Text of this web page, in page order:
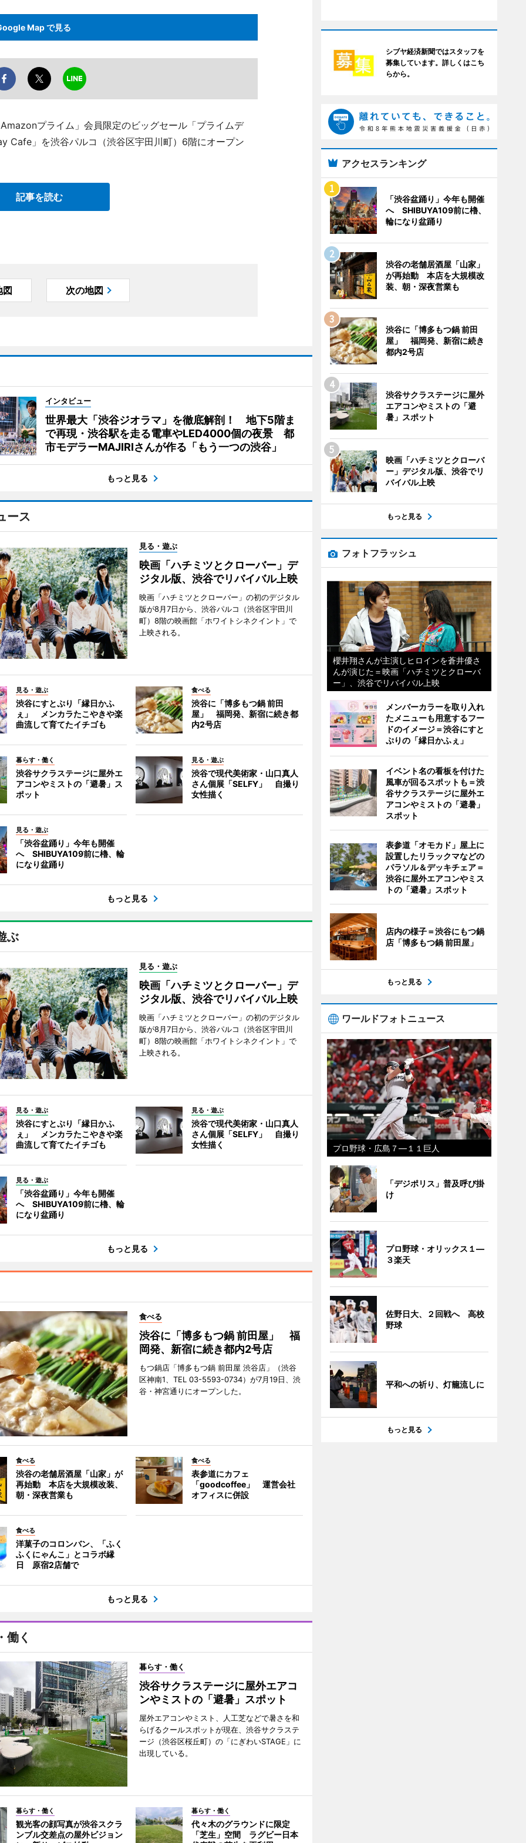
Map で見る
プライム」会員限定のビッグセール「プライムデ
Cafe」を渋谷パルコ（渋谷区宇田川町）6階にオープン
記事を読む
図 次の地図
インタビュー
世界最大「渋谷ジオラマ」を徹底解剖！ 地下5階ま
で再現・渋谷駅を走る電車やLED4000個の夜景 都
市モデラーMAJIRIさんが作る「もう一つの渋谷」
もっと見る
ース
見る・遊ぶ
映画「ハチミツとクローバー」デ
ジタル版、渋谷でリバイバル上映
映画「ハチミツとクローバー」の初のデジタル
版が8月7日から、渋谷パルコ（渋谷区宇田川
町）8階の映画館「ホワイトシネクイント」で
上映される。
見る・遊ぶ
渋谷にすとぷり「縁日かふ
ぇ」 メンカラたこやきや楽
曲流して育てたイチゴも
食べる
渋谷に「博多もつ鍋 前田
屋」 福岡発、新宿に続き都
内2号店
暮らす・働く
渋谷サクラステージに屋外エ
アコンやミストの「避暑」ス
ポット
見る・遊ぶ
渋谷で現代美術家・山口真人
さん個展「SELFY」 自撮り
女性描く
見る・遊ぶ
「渋谷盆踊り」今年も開催
へ SHIBUYA109前に櫓、輪
になり盆踊り
もっと見る
ぶ
見る・遊ぶ
映画「ハチミツとクローバー」デ
ジタル版、渋谷でリバイバル上映
映画「ハチミツとクローバー」の初のデジタル
版が8月7日から、渋谷パルコ（渋谷区宇田川
町）8階の映画館「ホワイトシネクイント」で
上映される。
見る・遊ぶ
渋谷にすとぷり「縁日かふ
ぇ」 メンカラたこやきや楽
曲流して育てたイチゴも
見る・遊ぶ
渋谷で現代美術家・山口真人
さん個展「SELFY」 自撮り
女性描く
見る・遊ぶ
「渋谷盆踊り」今年も開催
へ SHIBUYA109前に櫓、輪
になり盆踊り
もっと見る
食べる
渋谷に「博多もつ鍋 前田屋」 福
岡発、新宿に続き都内2号店
もつ鍋店「博多もつ鍋 前田屋 渋谷店」（渋谷
区神南1、TEL 03-5593-0734）が7月19日、渋
谷・神宮通りにオープンした。
食べる
渋谷の老舗居酒屋「山家」が
再始動 本店を大規模改装、
朝・深夜営業も
食べる
表参道にカフェ
「goodcoffee」 運営会社
オフィスに併設
食べる
洋菓子のコロンバン、「ふく
ふくにゃんこ」とコラボ縁
日 原宿2店舗で
もっと見る
働く
暮らす・働く
渋谷サクラステージに屋外エアコ
ンやミストの「避暑」スポット
屋外エアコンやミスト、人工芝などで暑さを和
らげるクールスポットが現在、渋谷サクラステ
ージ（渋谷区桜丘町）の「にぎわいSTAGE」に
出現している。
暮らす・働く
観光客の顔写真が渋谷スクラ
ンブル交差点の屋外ビジョン
暮らす・働く
代々木のグラウンドに限定
「芝生」空間 ラグビー日本
シブヤ経済新聞ではスタッフを
募集しています。詳しくはこち
らから。
アクセスランキング
「渋谷盆踊り」今年も開催
へ SHIBUYA109前に櫓、
輪になり盆踊り
渋谷の老舗居酒屋「山家」
が再始動 本店を大規模改
装、朝・深夜営業も
渋谷に「博多もつ鍋 前田
屋」 福岡発、新宿に続き
都内2号店
渋谷サクラステージに屋外
エアコンやミストの「避
暑」スポット
映画「ハチミツとクローバ
ー」デジタル版、渋谷でリ
バイバル上映
もっと見る
フォトフラッシュ
櫻井翔さんが主演しヒロインを蒼井優さ
んが演じた＝映画「ハチミツとクローバ
ー」、渋谷でリバイバル上映
メンバーカラーを取り入れ
たメニューも用意するフー
ドのイメージ＝渋谷にすと
ぷりの「縁日かふぇ」
イベント名の看板を付けた
風車が回るスポットも＝渋
谷サクラステージに屋外エ
アコンやミストの「避暑」
スポット
表参道「オモカド」屋上に
設置したリラックマなどの
パラソル＆デッキチェア＝
渋谷に屋外エアコンやミス
トの「避暑」スポット
店内の様子＝渋谷にもつ鍋
店「博多もつ鍋 前田屋」
もっと見る
ワールドフォトニュース
プロ野球・広島７―１１巨人
「デジポリス」普及呼び掛
け
プロ野球・オリックス１―
３楽天
佐野日大、２回戦へ 高校
野球
平和への祈り、灯籠流しに
もっと見る